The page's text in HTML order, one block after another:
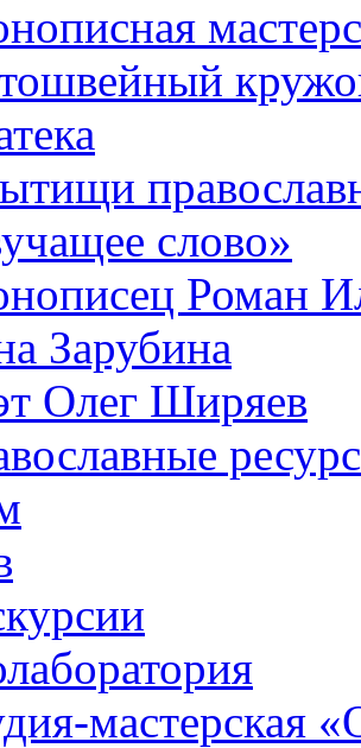
слово»
Роман
Зарубина
Олег Ширяев
мастерская